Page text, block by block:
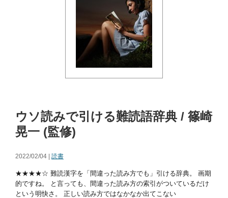
ウソ読みで引ける難読語辞典 / 篠崎
晃一 (監修)
2022/02/04 | 読書
★★★★☆ 難読漢字を「間違った読み方でも」引ける辞典。 画期
的ですね。 と言っても、間違った読み方の索引がついているだけ
という明快さ。 正しい読み方ではなかなか出てこない